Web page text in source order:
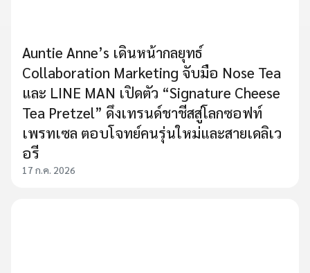
Auntie Anne’s เดินหน้ากลยุทธ์
Collaboration Marketing จับมือ Nose Tea
และ LINE MAN เปิดตัว “Signature Cheese
Tea Pretzel” ดึงเทรนด์ชาชีสสู่โลกซอฟท์
เพรทเซล ตอบโจทย์คนรุ่นใหม่และสายเดลิเว
อรี
17 ก.ค. 2026